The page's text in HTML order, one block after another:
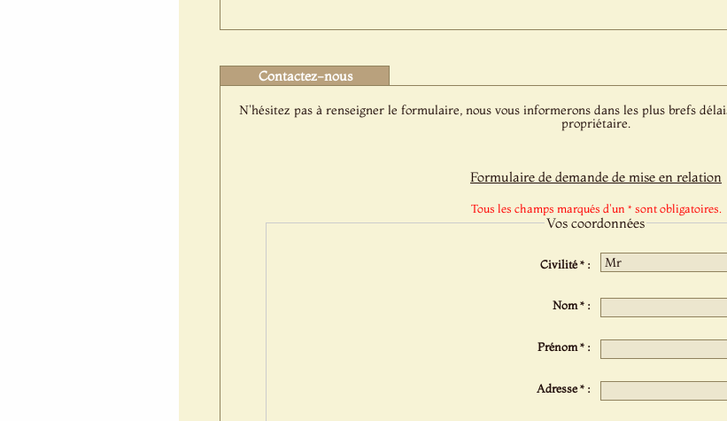
Contactez-nous
N'hésitez pas à renseigner le formulaire, nous vous informerons dans les plus brefs
propriétaire.
Formulaire de demande de mise en relation
Tous les champs marqués d'un * sont obligatoires.
Vos coordonnées
Civilité * :
Nom * :
Prénom * :
Adresse * :